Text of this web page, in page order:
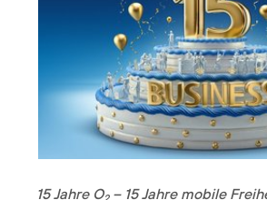
15 Jahre O – 15 Jahre mobile